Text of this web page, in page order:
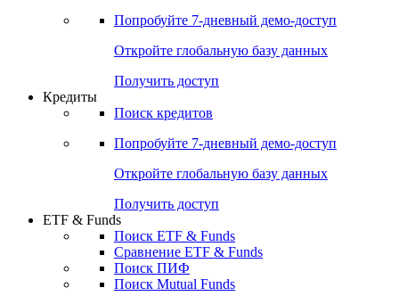
Попробуйте 7-дневный демо-доступ
Откройте глобальную базу данных
Получить доступ
Кредиты
Поиск кредитов
Попробуйте 7-дневный демо-доступ
Откройте глобальную базу данных
Получить доступ
ETF & Funds
Поиск ETF & Funds
Сравнение ETF & Funds
Поиск ПИФ
Поиск Mutual Funds